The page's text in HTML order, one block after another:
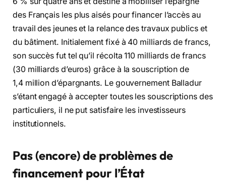
des Français les plus aisés pour financer l’accès au
travail des jeunes et la relance des travaux publics et
du bâtiment. Initialement fixé à 40 milliards de francs,
son succès fut tel qu’il récolta 110 milliards de francs
(30 milliards d’euros) grâce à la souscription de
1,4 million d’épargnants. Le gouvernement Balladur
s’étant engagé à accepter toutes les souscriptions des
particuliers, il ne put satisfaire les investisseurs
institutionnels.
Pas (encore) de problèmes de
financement pour l’État